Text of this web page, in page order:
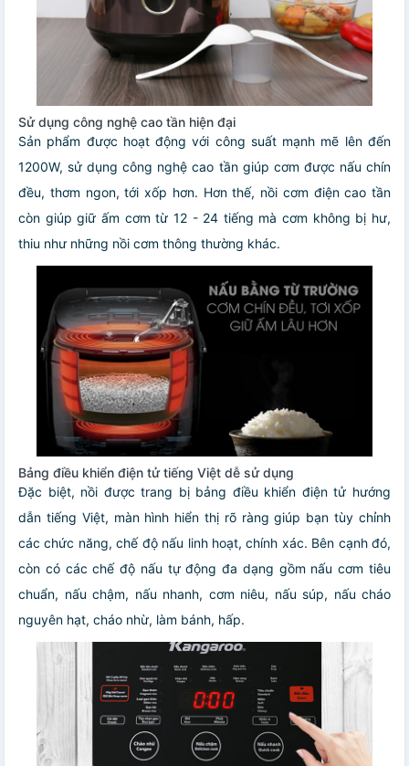
Sử dụng công nghệ cao tần hiện đại
Sản phẩm được hoạt động với công suất mạnh mẽ lên đến
1200W, sử dụng công nghệ cao tần giúp cơm được nấu chín
đều, thơm ngon, tới xốp hơn. Hơn thế, nồi cơm điện cao tần
còn giúp giữ ấm cơm từ 12 - 24 tiếng mà cơm không bị hư,
thiu như những nồi cơm thông thường khác.
Bảng điều khiển điện tử tiếng Việt dễ sử dụng
Đặc biệt, nồi được trang bị bảng điều khiển điện tử hướng
dẫn tiếng Việt, màn hình hiển thị rõ ràng giúp bạn tùy chỉnh
các chức năng, chế độ nấu linh hoạt, chính xác. Bên cạnh đó,
còn có các chế độ nấu tự động đa dạng gồm nấu cơm tiêu
chuẩn, nấu chậm, nấu nhanh, cơm niêu, nấu súp, nấu cháo
nguyên hạt, cháo nhừ, làm bánh, hấp.